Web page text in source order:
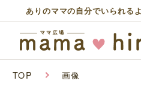
ありのママの自分でいられる
TOP 画像